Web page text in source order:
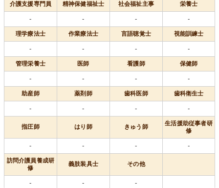
介護支援専門員 精神保健福祉士 社会福祉主事 栄養士
- - - -
理学療法士 作業療法士 言語聴覚士 視能訓練士
- - - -
管理栄養士 医師 看護師 保健師
- - - -
助産師 薬剤師 歯科医師 歯科衛生士
- - - -
指圧師 はり師 きゅう師
生活援助従事者研
修
- - - -
訪問介護員養成研
修
義肢装具士 その他
- - -